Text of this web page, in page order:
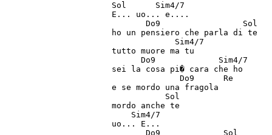
Sol      Sim4/7
E... uo... e....
       Do9                 Sol
ho un pensiero che parla di te
             Sim4/7
tutto muore ma tu
      Do9             Sim4/7
sei la cosa pi� cara che ho
              Do9      Re
e se mordo una fragola
           Sol
mordo anche te
    Sim4/7
uo... E...
       Do9             Sol